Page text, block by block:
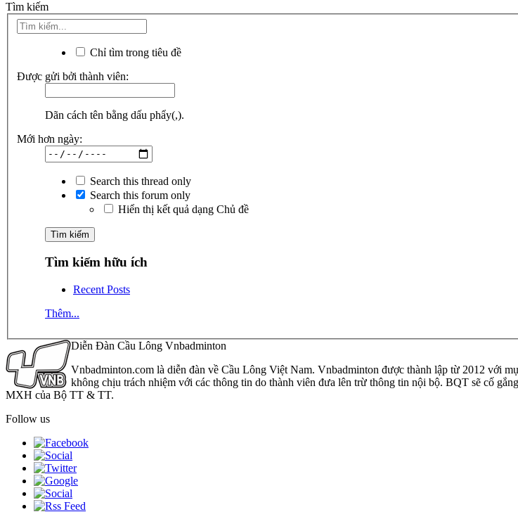
Tìm kiếm
Chỉ tìm trong tiêu đề
Được gửi bởi thành viên:
Dãn cách tên bằng dấu phẩy(,).
Mới hơn ngày:
Search this thread only
Search this forum only
Hiển thị kết quả dạng Chủ đề
Tìm kiếm hữu ích
Recent Posts
Thêm...
Diễn Đàn Cầu Lông Vnbadminton
Vnbadminton.com là diễn đàn về Cầu Lông Việt Nam. Vnbadminton được thành lập từ 2012 với
không chịu trách nhiệm với các thông tin do thành viên đưa lên trừ thông tin nội bộ. BQT sẽ cố
MXH của Bộ TT & TT.
Follow us